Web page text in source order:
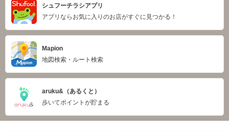
シュフーチラシアプリ
アプリならお気に入りのお店がすぐに見つかる！
Mapion
地図検索・ルート検索
aruku&（あるくと）
歩いてポイントが貯まる